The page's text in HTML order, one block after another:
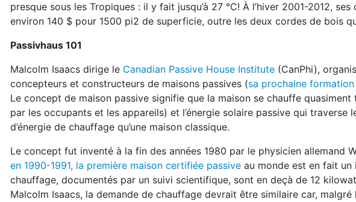
presque sous les Tropiques : il y fait jusqu’à 27 °C! À l’hiver 2001-2012,
environ 140 $ pour 1500 pi2 de superficie, outre les deux cordes de bois
Passivhaus 101
Malcolm Isaacs dirige le Canadian Passive House Institute (CanPhi),
concepteurs et constructeurs de maisons passives (sa prochaine
Le concept de maison passive signifie que la maison se chauffe
par les occupants et les appareils) et l’énergie solaire passive qui traverse
d’énergie de chauffage qu’une maison classique.
Le concept fut inventé à la fin des années 1980 par le physicien allemand
en 1990-1991, la première maison certifiée passive au monde est en fait
chauffage, documentés par un suivi scientifique, sont en deçà de 12
Malcolm Isaacs, la demande de chauffage devrait être similaire car,